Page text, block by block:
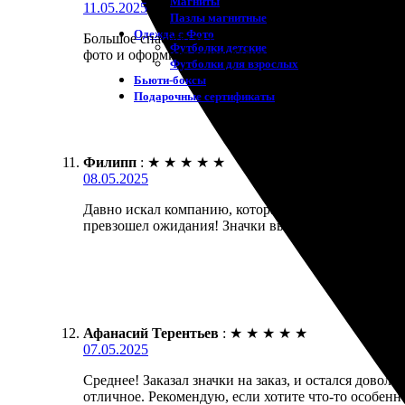
Пазлы магнитные
Одежда с Фото
Футболки детские
Футболки для взрослых
Бьюти-боксы
Подарочные сертификаты
11.05.2025
Большое спасибо за изготовление значков!
фото и оформила заказ. Менеджеры быстро
Филипп : ★ ★ ★ ★ ★
08.05.2025
Давно искал компанию, которая изготовит значки
превзошел ожидания! Значки вышли
Афанасий Терентьев : ★ ★ ★ ★ ★
07.05.2025
Среднее! Заказал значки на заказ, и остался
отличное. Рекомендую, если хотите что-то